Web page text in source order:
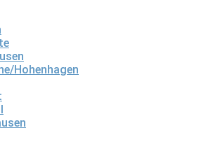
Hohenhagen